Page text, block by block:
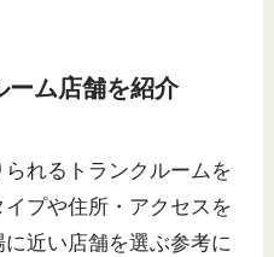
ーム店舗を紹介
れるトランクルームを
プや住所・アクセスを
近い店舗を選ぶ参考に